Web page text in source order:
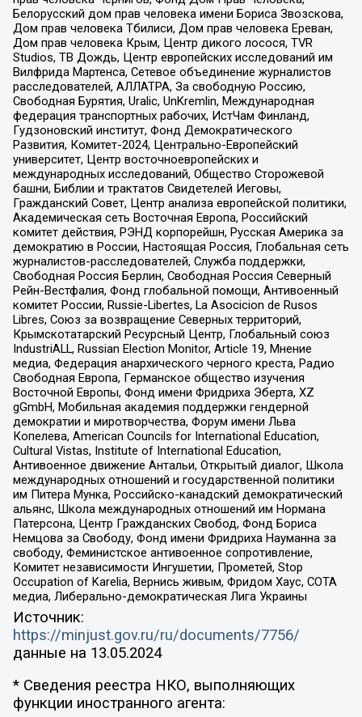
Белорусский дом прав человека имени Бориса Звозскова,
Дом прав человека Тбилиси, Дом прав человека Ереван,
Дом прав человека Крым, Центр дикого лосося, TVR
Studios, ТВ Дождь, Центр европейских исследований им
Вилфрида Мартенса, Сетевое объединение журналистов
расследователей, АЛЛАТРА, За свободную Россию,
Свободная Бурятия, Uralic, UnKremlin, Международная
федерация транспортных рабочих, ИстЧам Финланд,
Гудзоновский институт, Фонд Демократического
Развития, Комитет-2024, Центрально-Европейский
университет, Центр восточноевропейских и
международных исследований, Общество Сторожевой
башни, Библии и трактатов Свидетелей Иеговы,
Гражданский Совет, Центр анализа европейской политики,
Академическая сеть Восточная Европа, Российский
комитет действия, РЭНД корпорейшн, Русская Америка за
демократию в России, Настоящая Россия, Глобальная сеть
журналистов-расследователей, Служба поддержки,
Свободная Россия Берлин, Свободная Россия Северный
Рейн-Вестфалия, Фонд глобальной помощи, Антивоенный
комитет России, Russie-Libertes, La Asocicion de Rusos
Libres, Союз за возвращение Северных территорий,
Крымскотатарский Ресурсный Центр, Глобальный союз
IndustriALL, Russian Election Monitor, Article 19, Мнение
медиа, Федерация анархического черного креста, Радио
Свободная Европа, Германское общество изучения
Восточной Европы, Фонд имени Фридриха Эберта, XZ
gGmbH, Мобильная академия поддержки гендерной
демократии и миротворчества, Форум имени Льва
Копелева, American Councils for International Education,
Cultural Vistas, Institute of International Education,
Антивоенное движение Антальи, Открытый диалог, Школа
международных отношений и государственной политики
им Питера Мунка, Российско-канадский демократический
альянс, Школа международных отношений им Нормана
Патерсона, Центр Гражданских Свобод, Фонд Бориса
Немцова за Свободу, Фонд имени Фридриха Науманна за
свободу, Феминистское антивоенное сопротивление,
Комитет независимости Ингушетии, Прометей, Stop
Occupation of Karelia, Вернись живым, Фридом Хаус, СОТА
медиа, Либерально-демократическая Лига Украины
Источник:
https://minjust.gov.ru/ru/documents/7756/
данные на 13.05.2024
* Сведения реестра НКО, выполняющих
функции иностранного агента: